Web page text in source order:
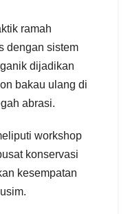
ramah
dengan sistem
dijadikan
bakau ulang di
abrasi.
workshop
konservasi
kesempatan